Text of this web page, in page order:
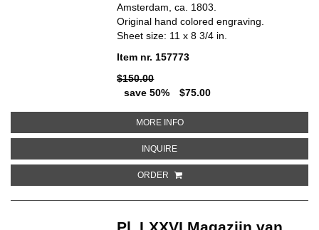
Amsterdam, ca. 1803.
Original hand colored engraving.
Sheet size: 11 x 8 3/4 in.
Item nr. 157773
$150.00
save 50%
$75.00
MORE INFOABOUT PL. XCI MAGAZIJN VAN
INQUIREABOUT PL. XCI MAGAZIJN VAN
ORDER
Pl. LXXVI Magazijn van